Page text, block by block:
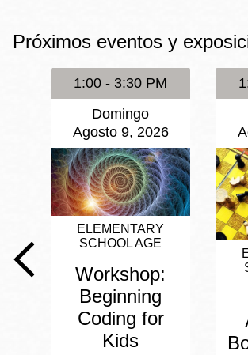
Excelsior
Glen Park
Golden Gate
Valley
Noe
North
Próximos eventos y
1:00 - 3:30 PM
Domingo
Agosto 9, 2026
ELEMENTARY
SCHOOL AGE
Workshop:
Beginning
Coding for
Kids